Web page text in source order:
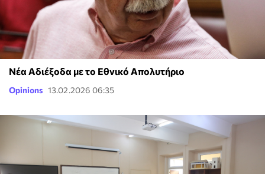
Νέα Αδιέξοδα με το Εθνικό Απολυτήριο
Opinions 13.02.2026 06:35